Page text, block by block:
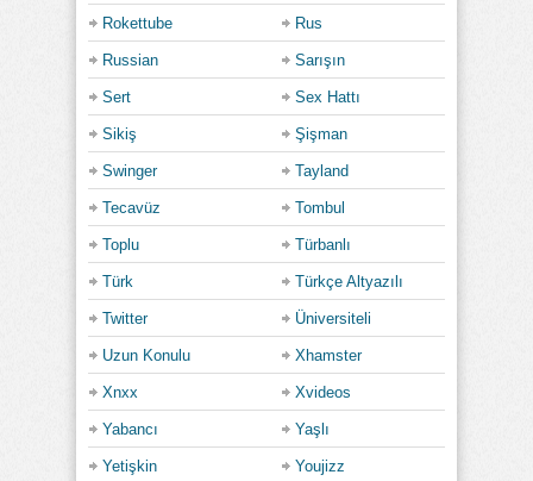
Rokettube Rus
Russian Sarışın
Sert Sex Hattı
Sikiş Şişman
Swinger Tayland
Tecavüz Tombul
Toplu Türbanlı
Türk Türkçe Altyazılı
Twitter Üniversiteli
Uzun Konulu Xhamster
Xnxx Xvideos
Yabancı Yaşlı
Yetişkin Youjizz